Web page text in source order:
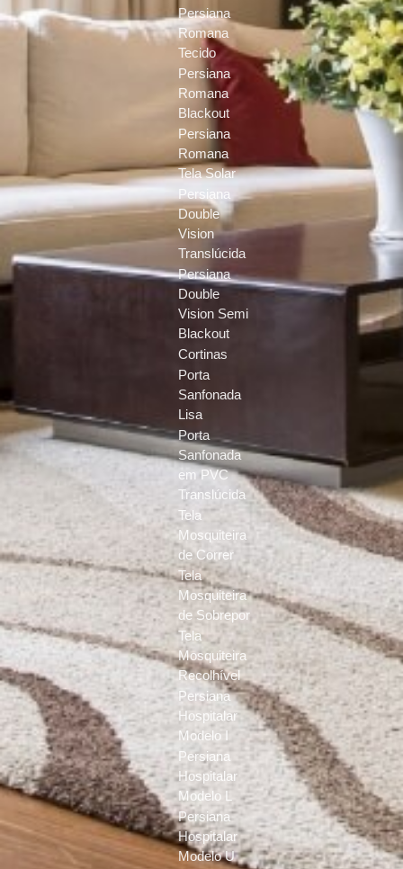
Persiana
Romana
Tecido
Persiana
Romana
Blackout
Persiana
Romana
Tela Solar
Persiana
Double
Vision
Translúcida
Persiana
Double
Vision Semi
Blackout
Cortinas
Porta
Sanfonada
Lisa
Porta
Sanfonada
em PVC
Translúcida
Tela
Mosquiteira
de Correr
Tela
Mosquiteira
de Sobrepor
Tela
Mosquiteira
Recolhível
Persiana
Hospitalar
Modelo I
Persiana
Hospitalar
Modelo L
Persiana
Hospitalar
Modelo U